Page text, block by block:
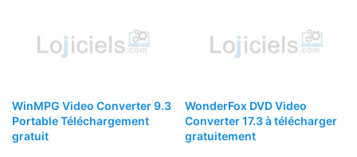
WinMPG Video Converter 9.3
Portable Téléchargement
gratuit
WonderFox DVD Video
Converter 17.3 à télécharger
gratuitement